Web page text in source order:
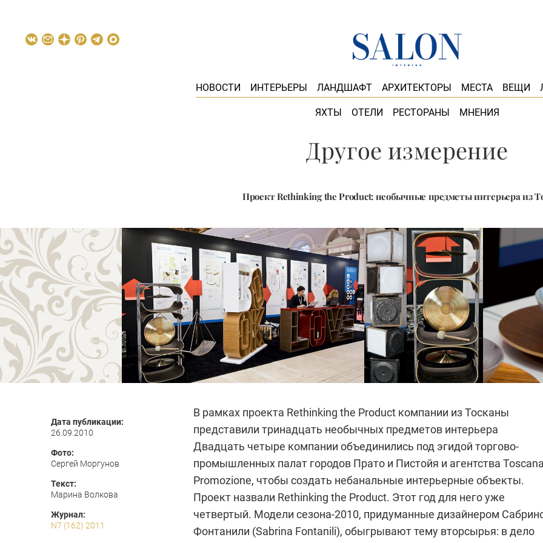
НОВОСТИ ИНТЕРЬЕРЫ ЛАНДШАФТ АРХИТЕКТОРЫ МЕСТА ВЕЩИ
ЯХТЫ ОТЕЛИ РЕСТОРАНЫ МНЕНИЯ
Другое измерение
Проект Rethinking the Product: необычные предметы интерьера из
Дата публикации:
26.09.2010
Фото:
Сергей Моргунов
Текст:
Марина Волкова
Журнал:
N7 (162) 2011
В рамках проекта Rethinking the Product компании из Тосканы
представили тринадцать необычных предметов интерьера
Двадцать четыре компании объединились под эгидой торгово-
промышленных палат городов Прато и Пистойя и агентства
Promozione, чтобы создать небанальные интерьерные объекты.
Проект назвали Rethinking the Product. Этот год для него уже
четвертый. Модели сезона-2010, придуманные дизайнером
Фонтанили (Sabrina Fontanili), обыгрывают тему вторсырья: в дело